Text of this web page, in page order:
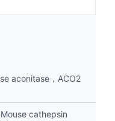
aconitase，ACO2
cathepsin